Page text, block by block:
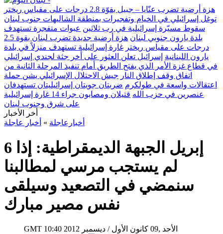
هزة أرضية تضرب عنّايا – جبيل بقوّة 2.8 درجات على مقياس ريختر
توغل إسرائيلي في الخيام وتفجيرات بمنطقة الشاليهات جنوب لبنان
سقوط مسيّرة إسرائيلية في رب ثلاثين عبوات متفجرة تستهدف
بلدة يارون جنوبي لبنان
هزة أرضية جديدة تضرب لبنان بقوة 2.5
درجات على مقياس ريختر غارة إسرائيلية تستهدف منزلاً في بلدة
يارون اللبنانية إسرائيل تعلن العثور على أخر جثة لجندي إسرائيلي
في قطاع غزة الأمر الذي يفتح الطريق أمام تنفيذ المرحلة الثانية من
اتفاق وقف إطلاق النار جيش الاحتلال الإسرائيلي يشن حملة
اعتقالات واسعة في طولكرم ضربتان جويتان إسرائيليتان تستهدفان
عنصرين في حزب الله
قتيلان ومصابون جراء 14 غارة إسرائيلية
على شرق وجنوب لبنان
أخر الأخبار
أخبارعاجلة » أخبار عاجلة
6 إبريل الجبهة الديمقراطية: إذا
لم يستجب مرسي لمطالبنا
سنمضي في التصعيد وسيلقى
نفس مصير مبارك
GMT 10:40 2012 الأحد ,09 كانون الأول / ديسمبر